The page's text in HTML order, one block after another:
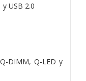
y USB 2.0
DIMM, Q-LED y